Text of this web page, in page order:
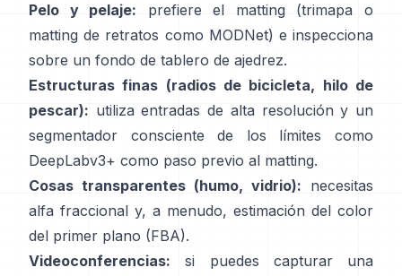
Pelo y pelaje: prefiere el matting (trimapa o
matting de retratos como MODNet) e inspecciona
sobre un fondo de tablero de ajedrez.
Estructuras finas (radios de bicicleta, hilo de
pescar): utiliza entradas de alta resolución y un
segmentador consciente de los límites como
DeepLabv3+ como paso previo al matting.
Cosas transparentes (humo, vidrio): necesitas
alfa fraccional y, a menudo, estimación del color
del primer plano (FBA).
Videoconferencias: si puedes capturar una